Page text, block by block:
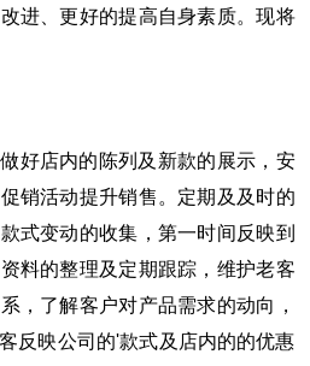
进、更好的提高自身素质。现将
好店内的陈列及新款的展示，安
销活动提升销售。定期及及时的
式变动的收集，第一时间反映到
料的整理及定期跟踪，维护老客
，了解客户对产品需求的动向，
反映公司的'款式及店内的的优惠